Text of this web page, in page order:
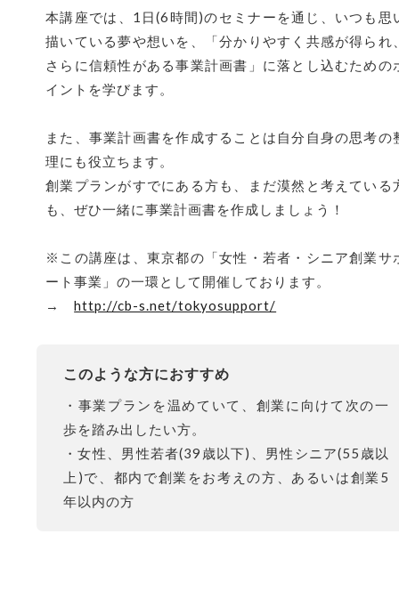
本講座では、1日(6時間)のセミナーを通じ、いつも思
描いている夢や想いを、「分かりやすく共感が得られ
さらに信頼性がある事業計画書」に落とし込むための
イントを学びます。
また、事業計画書を作成することは自分自身の思考の
理にも役立ちます。
創業プランがすでにある方も、まだ漠然と考えている
も、ぜひ一緒に事業計画書を作成しましょう！
※この講座は、東京都の「女性・若者・シニア創業サ
ート事業」の一環として開催しております。
→http://cb-s.net/tokyosupport/
このような方におすすめ
・事業プランを温めていて、創業に向けて次の一
歩を踏み出したい方。
・女性、男性若者(39歳以下)、男性シニア(55歳以
上)で、都内で創業をお考えの方、あるいは創業5
年以内の方